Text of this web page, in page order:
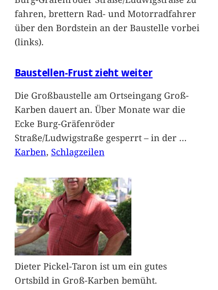
fahren, brettern Rad- und Motorradfahrer
über den Bordstein an der Baustelle vorbei
(links).
Baustellen-Frust zieht weiter
Die Großbaustelle am Ortseingang Groß-
Karben dauert an. Über Monate war die
Ecke Burg-Gräfenröder
Straße/Ludwigstraße gesperrt – in der …
Karben, Schlagzeilen
Dieter Pickel-Taron ist um ein gutes
Ortsbild in Groß-Karben bemüht.